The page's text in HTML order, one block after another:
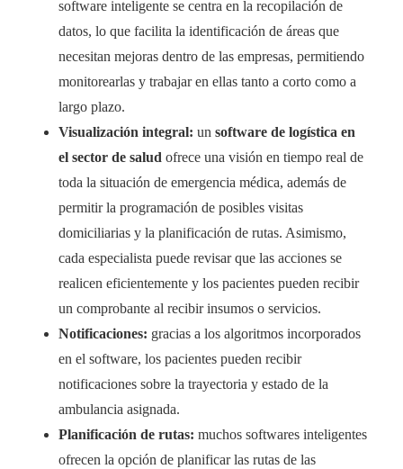
software inteligente se centra en la recopilación de
datos, lo que facilita la identificación de áreas que
necesitan mejoras dentro de las empresas, permitiendo
monitorearlas y trabajar en ellas tanto a corto como a
largo plazo.
Visualización integral: un software de logística en
el sector de salud ofrece una visión en tiempo real de
toda la situación de emergencia médica, además de
permitir la programación de posibles visitas
domiciliarias y la planificación de rutas. Asimismo,
cada especialista puede revisar que las acciones se
realicen eficientemente y los pacientes pueden recibir
un comprobante al recibir insumos o servicios.
Notificaciones: gracias a los algoritmos incorporados
en el software, los pacientes pueden recibir
notificaciones sobre la trayectoria y estado de la
ambulancia asignada.
Planificación de rutas: muchos softwares inteligentes
ofrecen la opción de planificar las rutas de las